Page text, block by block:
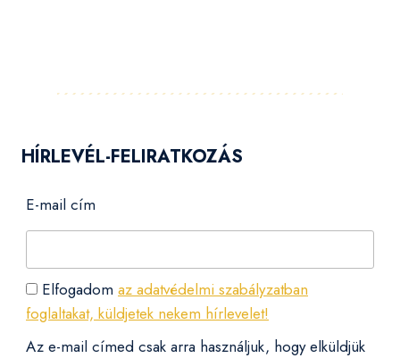
HÍRLEVÉL-FELIRATKOZÁS
E-mail cím
Elfogadom az adatvédelmi szabályzatban
foglaltakat, küldjetek nekem hírlevelet!
Az e-mail címed csak arra használjuk, hogy elküldjük